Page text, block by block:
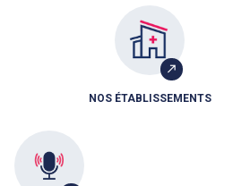
NOS ÉTABLISSEMENTS